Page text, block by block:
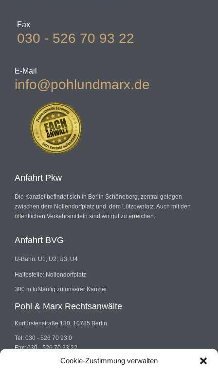
Cookie-Zustimmung verwalten
Fax
030 - 526 70 93 22
E-Mail
info@pohlundmarx.de
Anfahrt Pkw
Die Kanzlei befindet sich in Berlin Schöneberg, zentral gelegen
zwischen dem Nollendorfplatz und dem Lützowplatz. Auch mit den
öffentlichen Verkehrsmitteln sind wir gut zu erreichen.
Anfahrt BVG
U-Bahn: U1, U2, U3, U4
Haltestelle: Nollendorfplatz
300 m fußläufig zu unserer Kanzlei
Pohl & Marx Rechtsanwälte
Kurfürstenstraße 130, 10785 Berlin
Tel: 030 - 526 70 93 0
Fax: 030 - 526 70 93 22
E-mail: info@pohlundmarx.de